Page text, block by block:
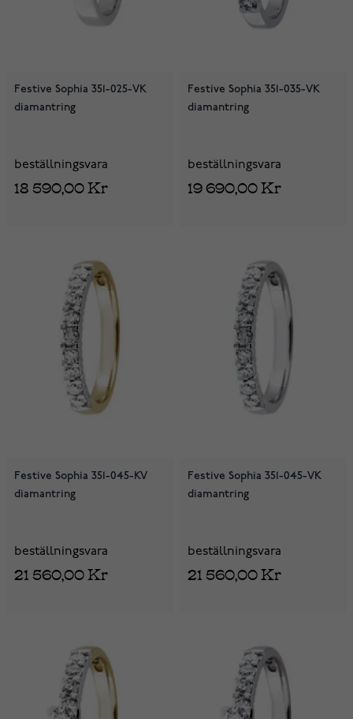
Festive Sophia 351-025-VK
diamantring
beställningsvara
18 590,00 Kr
Festive Sophia 351-035-VK
diamantring
beställningsvara
19 690,00 Kr
Festive Sophia 351-045-KV
diamantring
beställningsvara
21 560,00 Kr
Festive Sophia 351-045-VK
diamantring
beställningsvara
21 560,00 Kr